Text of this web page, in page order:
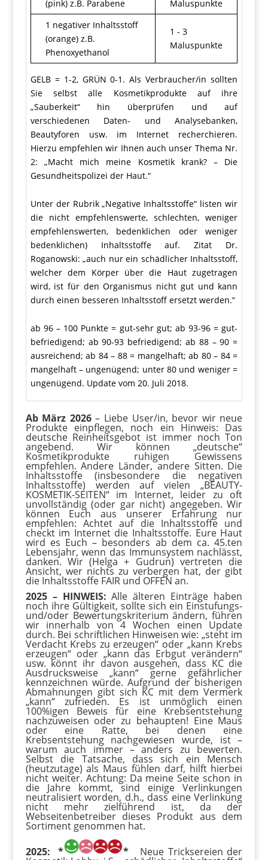
(pink) z.B. Parabene
Maluspunkte
1 negativer Inhaltsstoff
(orange) z.B.
Phenoxyethanol
1 - 3
Maluspunkte
GELB = 1-2, GRÜN 0-1. Als Verbraucher/in sollten
Sie selbst alle Kosmetikprodukte auf ihre
„Sauberkeit“ hin überprüfen und auf
verschiedenen Daten- und Analysebanken,
Beautyforen usw. im Internet recherchieren.
Hierzu empfehlen wir Ihnen auch unser Thema Nr.
2: „Macht mich meine Kosmetik krank? – Die
Gesundheitspolizei der Haut.“
Unter der Rubrik „Negative Inhaltsstoffe“ listen wir
die nicht empfehlenswerte, schlechten, weniger
empfehlenswerten, bedenklichen oder weniger
bedenklichen) Inhaltsstoffe auf. Zitat Dr.
Roganowski: „auch nur ein schädlicher Inhaltsstoff,
welcher dem Körper über die Haut zugetragen
wird, ist für den Organismus nicht gut und kann
durch einen besseren Inhaltsstoff ersetzt werden.“
ab 96 – 100 Punkte = gut-sehr gut; ab 93-96 = gut-
befriedigend; ab 90-93 befriedigend; ab 88 – 90 =
ausreichend; ab 84 – 88 = mangelhaft; ab 80 – 84 =
mangelhaft – ungenügend; unter 80 und weniger =
ungenügend. Update vom 20. Juli 2018.
Ab März 2026– Liebe User/in, bevor wir neue
Produkte einpflegen, noch ein Hinweis: Das
deutsche Reinheitsgebot ist immer noch Ton
angebend. Wir können „deutsche“
Kosmetikprodukte ruhigen Gewissens
empfehlen. Andere Länder, andere Sitten. Die
Inhaltsstoffe (insbesondere die negativen
Inhaltsstoffe) werden auf vielen „BEAUTY-
KOSMETIK-SEITEN“ im Internet, leider zu oft
unvollständig (oder gar nicht) angegeben. Wir
können Euch aus unserer Erfahrung nur
empfehlen: Achtet auf die Inhaltsstoffe und
checkt im Internet die Inhaltsstoffe. Eure Haut
wird es Euch – besonders ab dem ca. 45.ten
Lebensjahr, wenn das Immunsystem nachlässt,
danken. Wir (Helga + Gudrun) vertreten die
Ansicht, wer nichts zu verbergen hat, der gibt
die Inhaltsstoffe FAIR und OFFEN an.
2025 – HINWEIS: Alle älteren Einträge haben
noch ihre Gültigkeit, sollte sich ein Einstufungs-
und/oder Bewertungskriterium ändern, führen
wir innerhalb von 4 Wochen einen Update
durch. Bei schriftlichen Hinweisen wie: „steht im
Verdacht Krebs zu erzeugen“ oder „kann Krebs
erzeugen“ oder „kann das Erbgut verändern“
usw. könnt ihr davon ausgehen, dass KC die
Ausdrucksweise „kann“ gerne gefährlicher
kennzeichnen würde. Aufgrund der bisherigen
Abmahnungen gibt sich KC mit dem Vermerk
„kann“ zufrieden. Es ist unmöglich einen
100%igen Beweis für eine Krebsentstehung
nachzuweisen oder zu behaupten! Eine Maus
oder eine Ratte, bei denen eine
Krebsentstehung nachgewiesen wurde, ist –
warum auch immer – anders zu bewerten.
Selbst die Tatsache, dass sich ein Mensch
(heutzutage) als Maus fühlen darf, hilft hierbei
nicht weiter. Achtung: Da meine Seite schon in
die Jahre kommt, sind einige Verlinkungen
neutralisiert worden, d.h., dass eine Verlinkung
nicht mehr zielführend ist, da der
Webseitenbetreiber dieses Produkt aus dem
Sortiment genommen hat.
2025: *
* Neue Tricksereien der